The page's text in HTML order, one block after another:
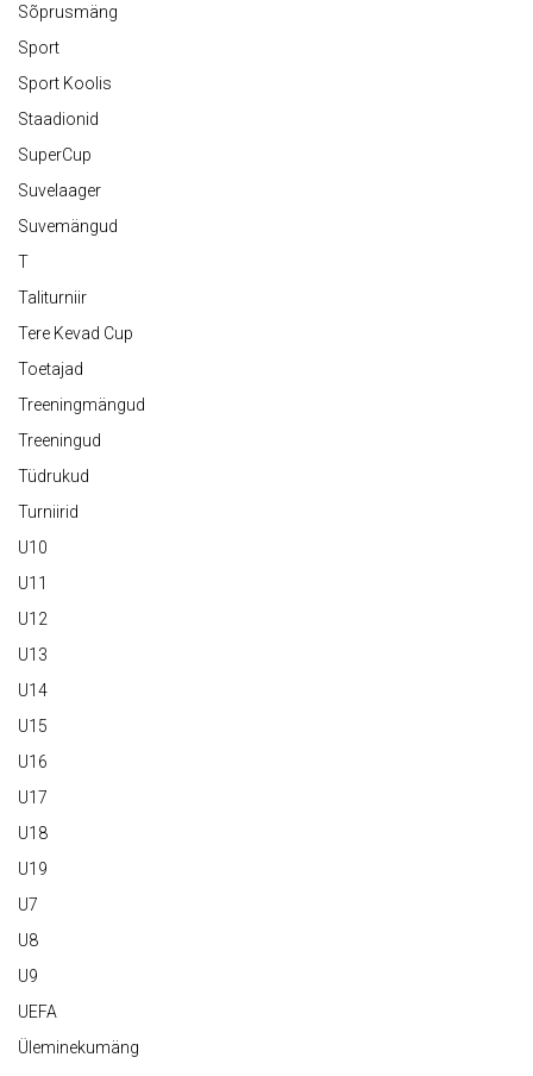
Sõprusmäng
Sport
Sport Koolis
Staadionid
SuperCup
Suvelaager
Suvemängud
T
Taliturniir
Tere Kevad Cup
Toetajad
Treeningmängud
Treeningud
Tüdrukud
Turniirid
U10
U11
U12
U13
U14
U15
U16
U17
U18
U19
U7
U8
U9
UEFA
Üleminekumäng